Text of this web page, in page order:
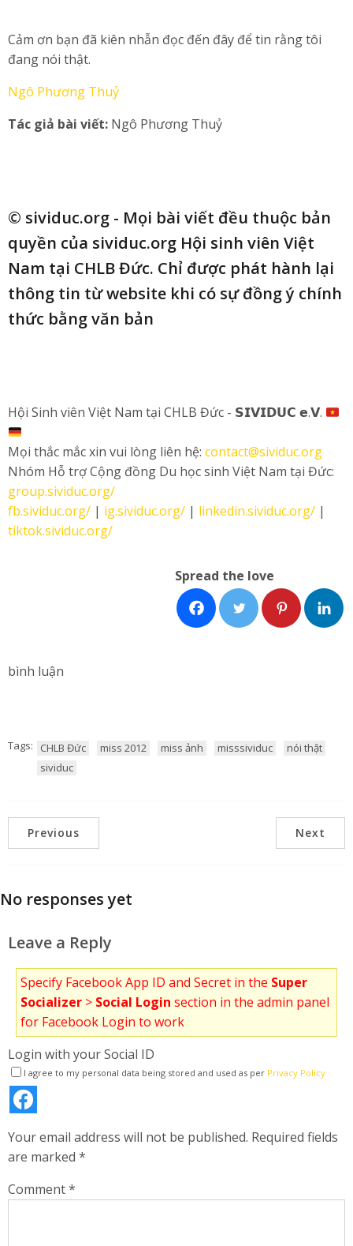
Cảm ơn bạn đã kiên nhẫn đọc đến đây để tin rằng tôi
đang nói thật.
Ngô Phương Thuỷ
Tác giả bài viết: Ngô Phương Thuỷ
© sividuc.org - Mọi bài viết đều thuộc bản
quyền của sividuc.org Hội sinh viên Việt
Nam tại CHLB Đức. Chỉ được phát hành lại
thông tin từ website khi có sự đồng ý chính
thức bằng văn bản
Hội Sinh viên Việt Nam tại CHLB Đức - 𝗦𝗜𝗩𝗜𝗗𝗨𝗖 𝗲.𝗩.
Mọi thắc mắc xin vui lòng liên hệ: contact@sividuc.org
Nhóm Hỗ trợ Cộng đồng Du học sinh Việt Nam tại Đức:
group.sividuc.org/
fb.sividuc.org/ | ig.sividuc.org/ | linkedin.sividuc.org/ |
tiktok.sividuc.org/
Spread the love
bình luận
Tags: CHLB Đức miss 2012 miss ảnh misssividuc
nói thật
sividuc
Previous Next
No responses yet
Leave a Reply
Specify Facebook App ID and Secret in the Super
Socializer > Social Login section in the admin panel
for Facebook Login to work
Login with your Social ID
I agree to my personal data being stored and used as per Privacy Policy
Your email address will not be published. Required fields
are marked *
Comment*